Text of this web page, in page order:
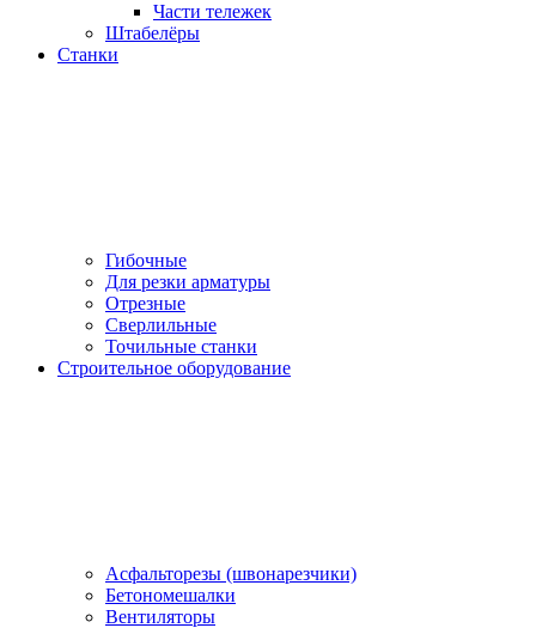
Части тележек
Штабелёры
Станки
Гибочные
Для резки арматуры
Отрезные
Сверлильные
Точильные станки
Строительное оборудование
Асфальторезы (швонарезчики)
Бетономешалки
Вентиляторы